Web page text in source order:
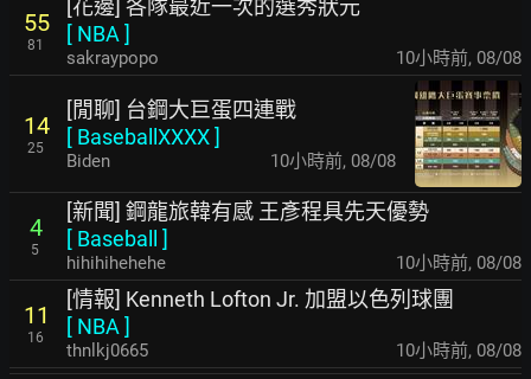
55
81
[花邊] 各隊最近一次的選秀狀元
[ NBA ]
sakraypopo 10小時前, 08/08
14
25
[閒聊] 台鋼大巨蛋四連戰
[ BaseballXXXX]
Biden 10小時前, 08/08
4
5
[新聞] 鋼龍旅韓有感 王彥程具先天優勢
[ Baseball ]
hihihihehehe 10小時前, 08/08
11
16
[情報] Kenneth Lofton Jr. 加盟以色列球團
[ NBA ]
thnlkj0665 10小時前, 08/08